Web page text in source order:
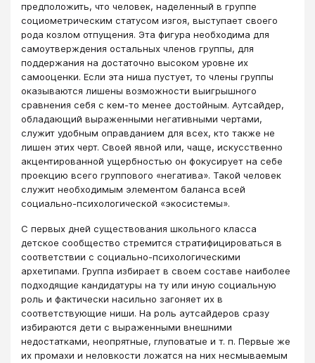
предположить, что человек, наделенный в группе
социометрическим статусом изгоя, выступает своего
рода козлом отпущения. Эта фигура необходима для
самоутверждения остальных членов группы, для
поддержания на достаточно высоком уровне их
самооценки. Если эта ниша пустует, то члены группы
оказываются лишены возможности выигрышного
сравнения себя с кем-то менее достойным. Аутсайдер,
обладающий выраженными негативными чертами,
служит удобным оправданием для всех, кто также не
лишен этих черт. Своей явной или, чаще, искусственно
акцентированной ущербностью он фокусирует на себе
проекцию всего группового «негатива». Такой человек
служит необходимым элементом баланса всей
социально-психологической «экосистемы».
С первых дней существования школьного класса
детское сообщество стремится стратифицироваться в
соответствии с социально-психологическими
архетипами. Группа избирает в своем составе наиболее
подходящие кандидатуры на ту или иную социальную
роль и фактически насильно загоняет их в
соответствующие ниши. На роль аутсайдеров сразу
избираются дети с выраженными внешними
недостатками, неопрятные, глуповатые и т. п. Первые же
их промахи и неловкости ложатся на них несмываемым